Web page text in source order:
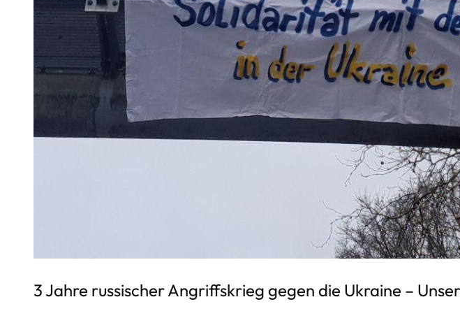
3 Jahre russischer Angriffskrieg gegen die Ukraine –